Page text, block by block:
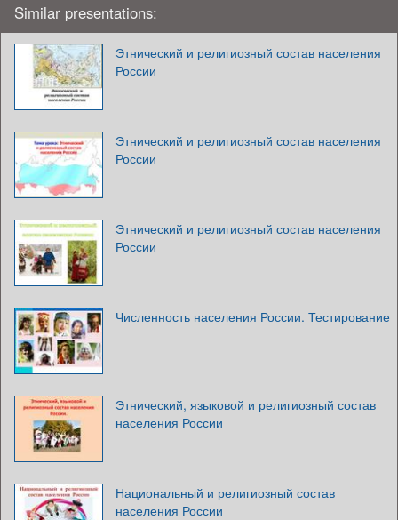
Similar presentations:
Этнический и религиозный состав населения
России
Этнический и религиозный состав населения
России
Этнический и религиозный состав населения
России
Численность населения России. Тестирование
Этнический, языковой и религиозный состав
населения России
Национальный и религиозный состав
населения России